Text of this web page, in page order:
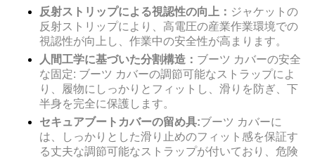
反射ストリップによる視認性の向上： ジャケットの
反射ストリップにより、高電圧の産業作業環境での
視認性が向上し、作業中の安全性が高まります。
人間工学に基づいた分割構造： ブーツ カバーの安全
な固定: ブーツ カバーの調節可能なストラップによ
り、履物にしっかりとフィットし、滑りを防ぎ、下
半身を完全に保護します。
セキュアブートカバーの留め具:ブーツ カバーに
は、しっかりとした滑り止めのフィット感を保証す
る丈夫な調節可能なストラップが付いており、危険